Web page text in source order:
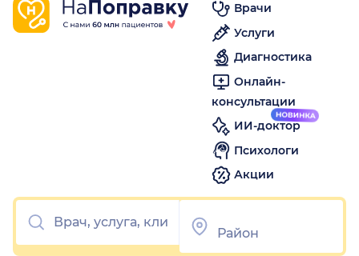
Врачи
Услуги
Диагностика
Онлайн-
консультации
ИИ-доктор
Психологи
Акции